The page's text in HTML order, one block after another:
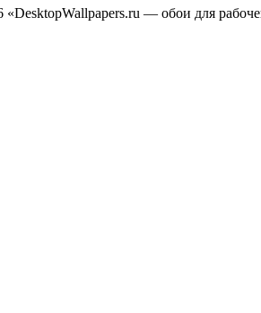
«DesktopWallpapers.ru — обои для